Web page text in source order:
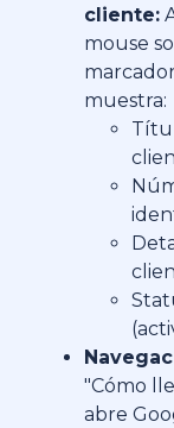
cliente:
mouse
muestra:
"Cómo
abre